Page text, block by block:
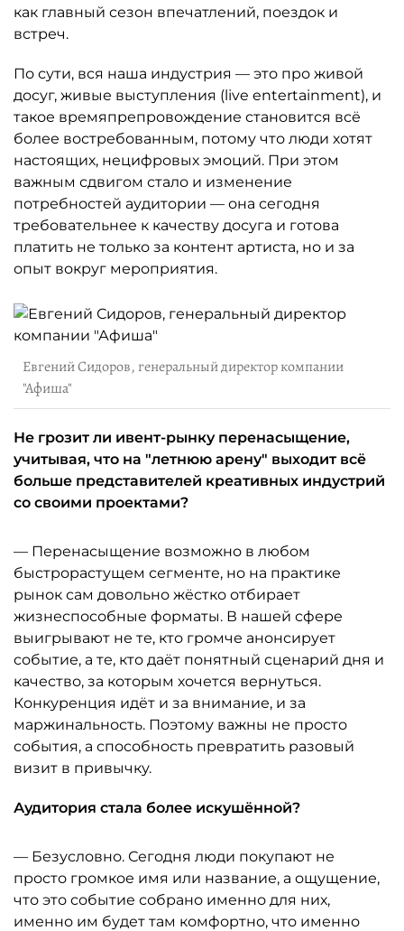
как главный сезон впечатлений, поездок и
встреч.
По сути, вся наша индустрия — это про живой
досуг, живые выступления (live entertainment), и
такое времяпрепровождение становится всё
более востребованным, потому что люди хотят
настоящих, нецифровых эмоций. При этом
важным сдвигом стало и изменение
потребностей аудитории — она сегодня
требовательнее к качеству досуга и готова
платить не только за контент артиста, но и за
опыт вокруг мероприятия.
Евгений Сидоров, генеральный директор компании
"Афиша"
Не грозит ли ивент-рынку перенасыщение,
учитывая, что на "летнюю арену" выходит всё
больше представителей креативных индустрий
со своими проектами?
— Перенасыщение возможно в любом
быстрорастущем сегменте, но на практике
рынок сам довольно жёстко отбирает
жизнеспособные форматы. В нашей сфере
выигрывают не те, кто громче анонсирует
событие, а те, кто даёт понятный сценарий дня и
качество, за которым хочется вернуться.
Конкуренция идёт и за внимание, и за
маржинальность. Поэтому важны не просто
события, а способность превратить разовый
визит в привычку.
Аудитория стала более искушённой?
— Безусловно. Сегодня люди покупают не
просто громкое имя или название, а ощущение,
что это событие собрано именно для них,
именно им будет там комфортно, что именно